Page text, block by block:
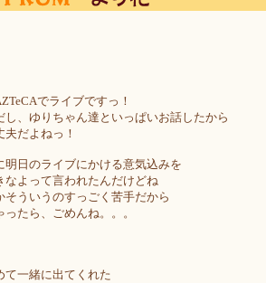
でライブですっ！
し、ゆりちゃん達といっぱいお話したから
だよねっ！
明日のライブにかける意気込みを
なよって言われたんだけどね
そういうのすっごく苦手だから
たら、ごめんね。。。
て一緒に出てくれた